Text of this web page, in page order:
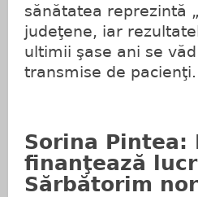
sănătatea reprezintă
judeţene, iar
ultimii şase ani se
transmise de pacienţi.
Sorina
finanţează
Sărbătorim